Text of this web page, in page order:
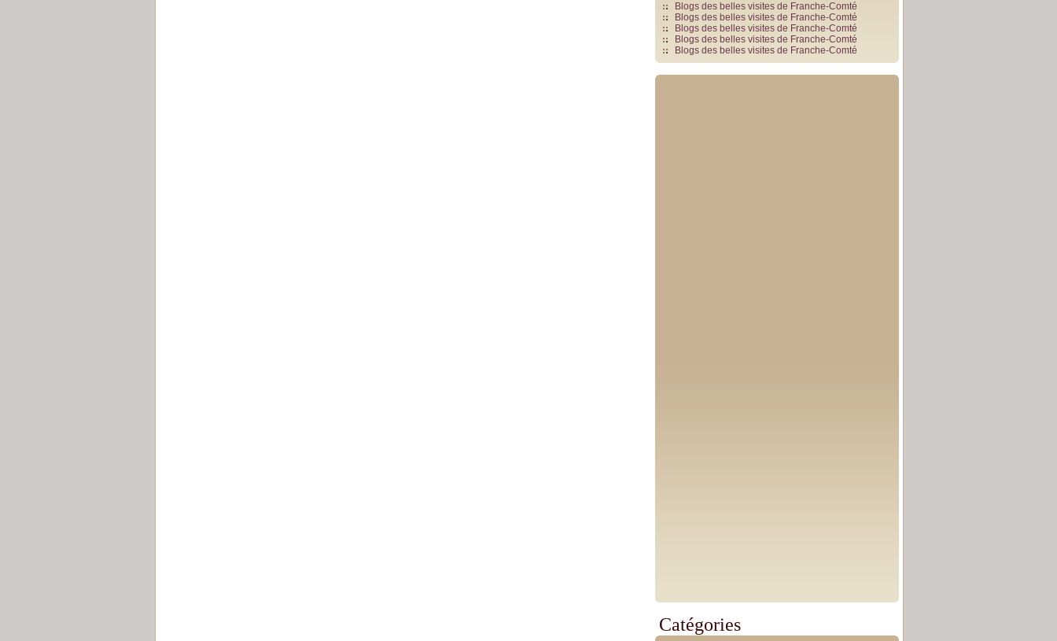
Blogs des belles visites de Franche-Comté
Blogs des belles visites de Franche-Comté
Blogs des belles visites de Franche-Comté
Blogs des belles visites de Franche-Comté
Blogs des belles visites de Franche-Comté
Catégories